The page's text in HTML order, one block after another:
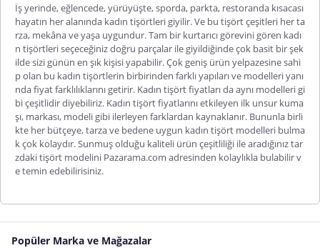
İş yerinde, eğlencede, yürüyüşte, sporda, parkta, restoranda kısacası
hayatın her alanında kadın tişörtleri giyilir. Ve bu tişört çeşitleri her ta
rza, mekâna ve yaşa uygundur. Tam bir kurtarıcı görevini gören kadı
n tişörtleri seçeceğiniz doğru parçalar ile giyildiğinde çok basit bir şek
ilde sizi günün en şık kişisi yapabilir. Çok geniş ürün yelpazesine sahi
p olan bu kadın tişörtlerin birbirinden farklı yapıları ve modelleri yanı
nda fiyat farklılıklarını getirir. Kadın tişört fiyatlarıda aynı modelleri gi
bi çeşitlidir diyebiliriz. Kadın tişört fiyatlarını etkileyen ilk unsur kuma
şı, markası, modeli gibi ilerleyen farklardan kaynaklanır. Bununla birli
kte her bütçeye, tarza ve bedene uygun kadın tişört modelleri bulma
k çok kolaydır. Sunmuş olduğu kaliteli ürün çeşitliliği ile aradığınız tar
zdaki tişört modelini Pazarama.com adresinden kolaylıkla bulabilir v
e temin edebilirisiniz.
Popüler Marka ve Mağazalar